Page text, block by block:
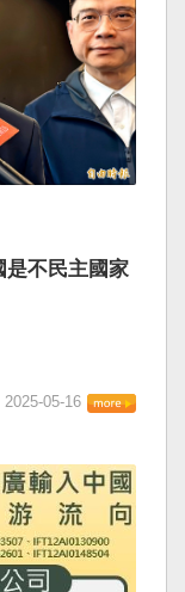
是不民主國家
2025-05-16